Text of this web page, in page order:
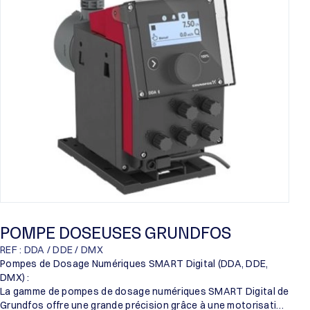
POMPE DOSEUSES GRUNDFOS
REF : DDA / DDE / DMX
Pompes de Dosage Numériques SMART Digital (DDA, DDE,
DMX) :
La gamme de pompes de dosage numériques SMART Digital de
Grundfos offre une grande précision grâce à une motorisation